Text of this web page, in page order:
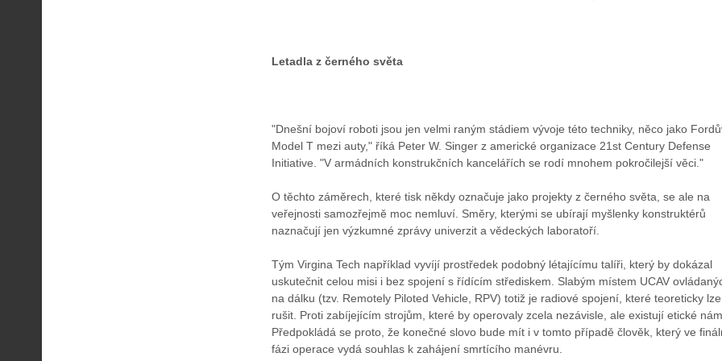
Letadla z černého světa
"Dnešní bojoví roboti jsou jen velmi raným stádiem vývoje této techniky, něco jako
Model T mezi auty," říká Peter W. Singer z americké organizace 21st Century Defense
Initiative. "V armádních konstrukčních kancelářích se rodí mnohem pokročilejší věci."
O těchto záměrech, které tisk někdy označuje jako projekty z černého světa, se ale na
veřejnosti samozřejmě moc nemluví. Směry, kterými se ubírají myšlenky konstruktérů
naznačují jen výzkumné zprávy univerzit a vědeckých laboratoří.
Tým Virgina Tech například vyvíjí prostředek podobný létajícímu talíři, který by dokázal
uskutečnit celou misi i bez spojení s řídícím střediskem. Slabým místem UCAV
na dálku (tzv. Remotely Piloted Vehicle, RPV) totiž je radiové spojení, které teoreticky lze
rušit. Proti zabíjejícím strojům, které by operovaly zcela nezávisle, ale existují etické
Předpokládá se proto, že konečné slovo bude mít i v tomto případě člověk, který ve
fázi operace vydá souhlas k zahájení smrtícího manévru.